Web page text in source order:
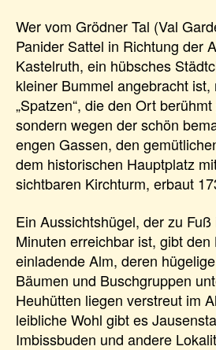
Wer vom Grödner Tal (Val
Panider Sattel in Richtung der
Kastelruth, ein hübsches
kleiner Bummel angebracht
„Spatzen“, die den Ort
sondern wegen der schön
engen Gassen, den
dem historischen Hauptplatz
sichtbaren Kirchturm, erbaut
Ein Aussichtshügel, der zu
Minuten erreichbar ist, gibt
einladende Alm, deren
Bäumen und Buschgruppen
Heuhütten liegen verstreut im
leibliche Wohl gibt es
Imbissbuden und andere